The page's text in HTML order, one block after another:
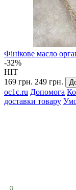
Фінікове масло
-32%
HIT
169 грн. 249 грн.
oc1c.ru Допомога
доставки товару